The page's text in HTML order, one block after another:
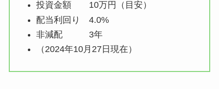
投資金額 10万円（目安）
配当利回り 4.0%
非減配 3年
（2024年10月27日現在）